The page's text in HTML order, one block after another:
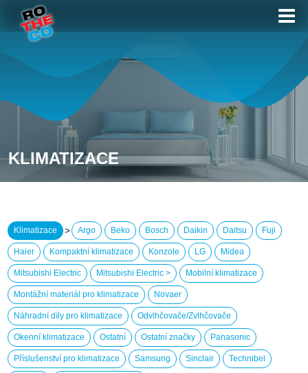
KLIMATIZACE
Klimatizace > Argo Beko Bosch Daikin Daitsu Fuji
Haier Kompaktní klimatizace Konzole LG Midea
Mitsubishi Electric Mitsubishi Electric > Mobilní klimatizace
Montážní materiál pro klimatizace Novaer
Náhradní díly pro klimatizace Odvlhčovače/Zvlhčovače
Okenní klimatizace Ostatní Ostatní značky Panasonic
Příslušenství pro klimatizace Samsung Sinclair Technibel